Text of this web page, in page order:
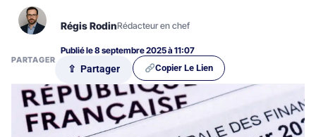
Régis RodinRédacteur en chef
Publié le 8 septembre 2025 à 11:07
PARTAGER
⇪ Partager Copier Le Lien